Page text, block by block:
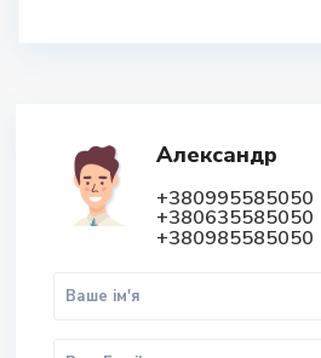
Александр
+380995585050
+380635585050
+380985585050